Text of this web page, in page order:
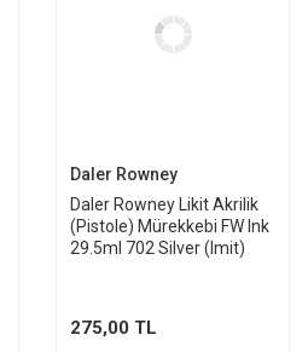
Daler Rowney
Daler Rowney Likit Akrilik
(Pistole) Mürekkebi FW Ink
29.5ml 702 Silver (Imit)
275,00 TL